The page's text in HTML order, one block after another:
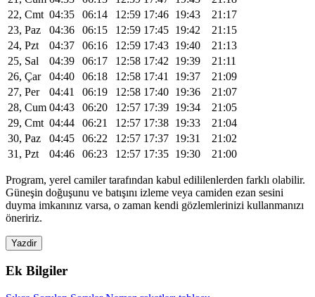
22, Cmt 04:35 06:14 12:59 17:46 19:43
21:17
23, Paz
04:36 06:15 12:59 17:45 19:42
21:15
24, Pzt
04:37 06:16 12:59 17:43 19:40
21:13
25, Sal
04:39 06:17 12:58 17:42 19:39
21:11
26, Çar
04:40 06:18 12:58 17:41 19:37
21:09
27, Per
04:41 06:19 12:58 17:40 19:36
21:07
28, Cum 04:43 06:20 12:57 17:39 19:34
21:05
29, Cmt 04:44 06:21 12:57 17:38 19:33
21:04
30, Paz
04:45 06:22 12:57 17:37 19:31
21:02
31, Pzt
04:46 06:23 12:57 17:35 19:30 21:00
Program, yerel camiler tarafından kabul edililenlerden farklı olabilir.
Güneşin doğuşunu ve batışını izleme veya camiden ezan sesini
duyma imkanınız varsa, o zaman kendi gözlemlerinizi kullanmanızı
öneririz.
Yazdir
Ek Bilgiler